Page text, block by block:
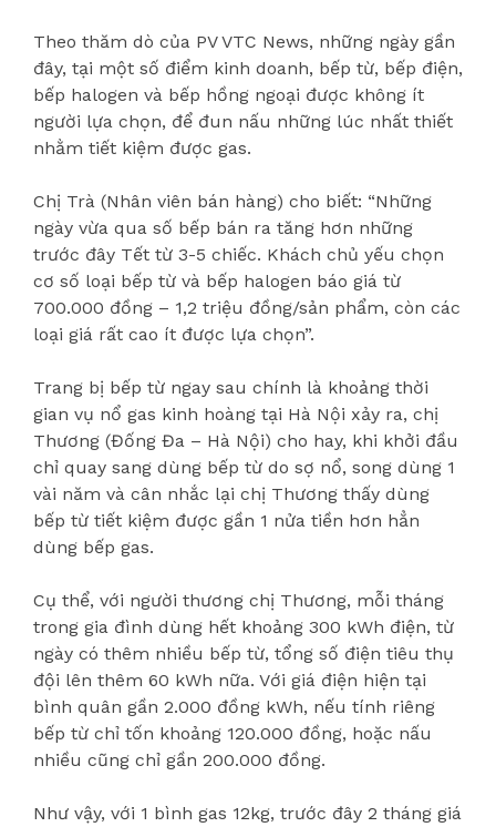
Theo thăm dò của PV VTC News, những ngày gần
đây, tại một số điểm kinh doanh, bếp từ, bếp điện,
bếp halogen và bếp hồng ngoại được không ít
người lựa chọn, để đun nấu những lúc nhất thiết
nhằm tiết kiệm được gas.
Chị Trà (Nhân viên bán hàng) cho biết: “Những
ngày vừa qua số bếp bán ra tăng hơn những
trước đây Tết từ 3-5 chiếc. Khách chủ yếu chọn
cơ số loại bếp từ và bếp halogen báo giá từ
700.000 đồng – 1,2 triệu đồng/sản phẩm, còn các
loại giá rất cao ít được lựa chọn”.
Trang bị bếp từ ngay sau chính là khoảng thời
gian vụ nổ gas kinh hoàng tại Hà Nội xảy ra, chị
Thương (Đống Đa – Hà Nội) cho hay, khi khởi đầu
chỉ quay sang dùng bếp từ do sợ nổ, song dùng 1
vài năm và cân nhắc lại chị Thương thấy dùng
bếp từ tiết kiệm được gần 1 nửa tiền hơn hẳn
dùng bếp gas.
Cụ thể, với người thương chị Thương, mỗi tháng
trong gia đình dùng hết khoảng 300 kWh điện, từ
ngày có thêm nhiều bếp từ, tổng số điện tiêu thụ
đội lên thêm 60 kWh nữa. Với giá điện hiện tại
bình quân gần 2.000 đồng kWh, nếu tính riêng
bếp từ chỉ tốn khoảng 120.000 đồng, hoặc nấu
nhiều cũng chỉ gần 200.000 đồng.
Như vậy, với 1 bình gas 12kg, trước đây 2 tháng giá